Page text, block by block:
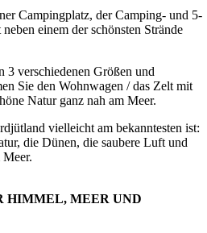
Campingplatz, der Camping- und 5-
einem der schönsten Strände
3 verschiedenen Größen und
Sie den Wohnwagen / das Zelt mit
Natur ganz nah am Meer.
vielleicht am bekanntesten ist:
die Dünen, die saubere Luft und
Meer.
HIMMEL, MEER UND